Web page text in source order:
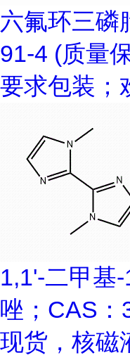
六氟环三磷
91-4 (质量
要求包装；
1,1'-二甲基
唑；CAS：
现货，核磁